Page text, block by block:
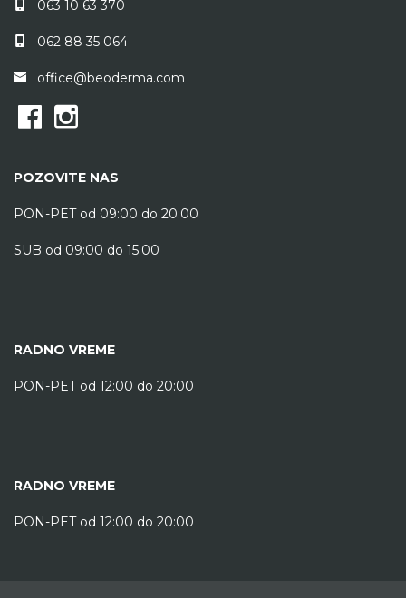
063 10 63 370
062 88 35 064
office@beoderma.com
POZOVITE NAS
PON-PET od 09:00 do 20:00
SUB od 09:00 do 15:00
RADNO VREME
PON-PET od 12:00 do 20:00
RADNO VREME
PON-PET od 12:00 do 20:00